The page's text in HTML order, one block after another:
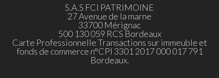
S.A.S FCI PATRIMOINE
27 Avenue de la marne
33700 Mérignac
500 130 059 RCS Bordeaux
Carte Professionnelle Transactions sur immeuble et
fonds de commerce n°CPI 3301 2017 000 017 791
Bordeaux.